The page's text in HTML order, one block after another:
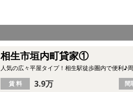
相生市垣内町貸家①
人気の広々平屋タイプ！相生駅徒歩圏内で便利♪
賃 料 3.9万 間